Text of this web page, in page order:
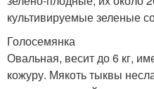
культивируемые зеленые
Голосемянка
Овальная, весит до 6 кг,
кожуру. Мякоть тыквы